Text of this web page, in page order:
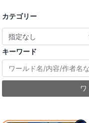
カテゴリー
キーワード